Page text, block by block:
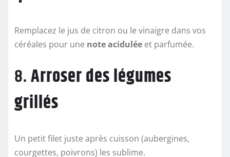
Remplacez le jus de citron ou le vinaigre dans vos
céréales pour une note acidulée et parfumée.
8.Arroser des légumes
grillés
Un petit filet juste après cuisson (aubergines,
courgettes, poivrons) les sublime.